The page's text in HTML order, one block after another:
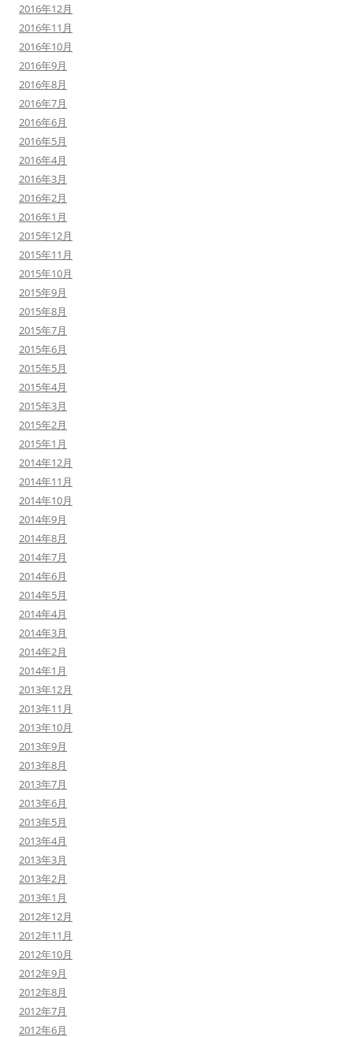
2016年12月
2016年11月
2016年10月
2016年9月
2016年8月
2016年7月
2016年6月
2016年5月
2016年4月
2016年3月
2016年2月
2016年1月
2015年12月
2015年11月
2015年10月
2015年9月
2015年8月
2015年7月
2015年6月
2015年5月
2015年4月
2015年3月
2015年2月
2015年1月
2014年12月
2014年11月
2014年10月
2014年9月
2014年8月
2014年7月
2014年6月
2014年5月
2014年4月
2014年3月
2014年2月
2014年1月
2013年12月
2013年11月
2013年10月
2013年9月
2013年8月
2013年7月
2013年6月
2013年5月
2013年4月
2013年3月
2013年2月
2013年1月
2012年12月
2012年11月
2012年10月
2012年9月
2012年8月
2012年7月
2012年6月